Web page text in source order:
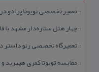
:: تعمیر تخصصی تویوتا پرادو
::چهار هتل‌ ستاره‌دار مشهد با فاصله زیر 5
::تعمیرگاه تخصصی رنو داستر در مشهد | ۱۰ سال
::مقایسه تویوتا كمری هیبرید